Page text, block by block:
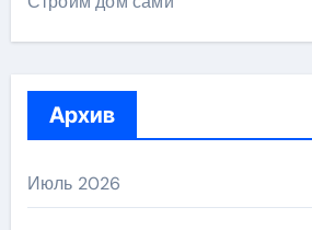
Архив
Июль 2026